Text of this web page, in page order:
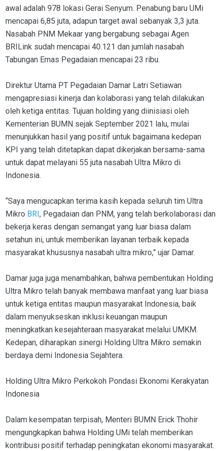
awal adalah 978 lokasi Gerai Senyum. Penabung baru UMi
mencapai 6,85 juta, adapun target awal sebanyak 3,3 juta.
Nasabah PNM Mekaar yang bergabung sebagai Agen
BRILink sudah mencapai 40.121 dan jumlah nasabah
Tabungan Emas Pegadaian mencapai 23 ribu.
Direktur Utama PT Pegadaian Damar Latri Setiawan
mengapresiasi kinerja dan kolaborasi yang telah dilakukan
oleh ketiga entitas. Tujuan holding yang diinisiasi oleh
Kementerian BUMN sejak September 2021 lalu, mulai
menunjukkan hasil yang positif untuk bagaimana kedepan
KPI yang telah ditetapkan dapat dikerjakan bersama-sama
untuk dapat melayani 55 juta nasabah Ultra Mikro di
Indonesia.
“Saya mengucapkan terima kasih kepada seluruh tim Ultra
Mikro BRI , Pegadaian dan PNM, yang telah berkolaborasi dan
bekerja keras dengan semangat yang luar biasa dalam
setahun ini, untuk memberikan layanan terbaik kepada
masyarakat khususnya nasabah ultra mikro,” ujar Damar.
Damar juga juga menambahkan, bahwa pembentukan Holding
Ultra Mikro telah banyak membawa manfaat yang luar biasa
untuk ketiga entitas maupun masyarakat Indonesia, baik
dalam menyukseskan inklusi keuangan maupun
meningkatkan kesejahteraan masyarakat melalui UMKM.
Kedepan, diharapkan sinergi Holding Ultra Mikro semakin
berdaya demi Indonesia Sejahtera.
Holding Ultra Mikro Perkokoh Pondasi Ekonomi Kerakyatan
Indonesia
Dalam kesempatan terpisah, Menteri BUMN Erick Thohir
mengungkapkan bahwa Holding UMi telah memberikan
kontribusi positif terhadap peningkatan ekonomi masyarakat.